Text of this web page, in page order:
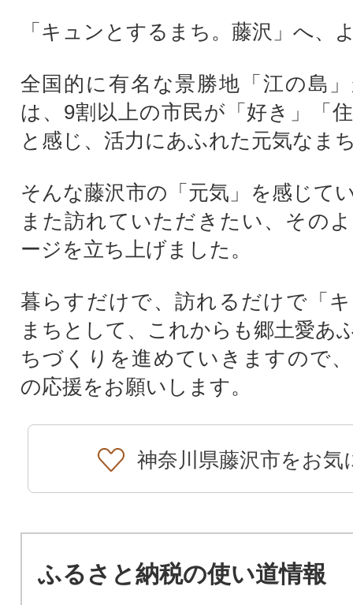
「キュンとするまち。藤沢」へ、
全国的に有名な景勝地「江の島
は、9割以上の市民が「好き」「
と感じ、活力にあふれた元気なま
そんな藤沢市の「元気」を感じて
また訪れていただきたい、その
ージを立ち上げました。
暮らすだけで、訪れるだけで「
まちとして、これからも郷土愛あ
ちづくりを進めていきますので
の応援をお願いします。
神奈川県藤沢市をお気
ふるさと納税の使い道情報